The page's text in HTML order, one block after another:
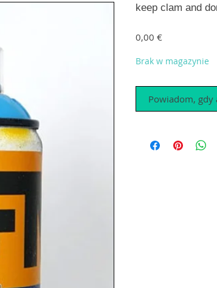
keep clam and
0,00 €Cena
Brak w magazynie
Powiadom, gdy